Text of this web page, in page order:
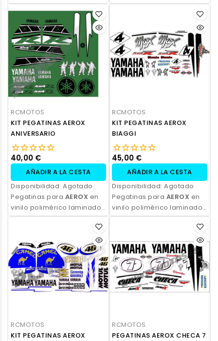
impresas con tinta
resistencia, acabado
profesional y opción de
personalización.
impresas con tinta
profesional y opción de
personalización.
RCMOTOS
KIT PEGATINAS AEROX
ANIVERSARIO
40,00 €
AÑADIR A LA CESTA
Disponibilidad: Agotado
Pegatinas para AEROX en
vinilo polimérico laminado,
impresas con tinta
resistencia, acabado
profesional y opción de
personalización.
RCMOTOS
KIT PEGATINAS AEROX
BIAGGI
45,00 €
AÑADIR A LA CESTA
Disponibilidad: Agotado
Pegatinas para AEROX en
vinilo polimérico laminado,
impresas con tinta
resistencia, acabado
profesional y opción de
personalización.
RCMOTOS
KIT PEGATINAS AEROX
RCMOTOS
PEGATINAS AEROX CHECA 7